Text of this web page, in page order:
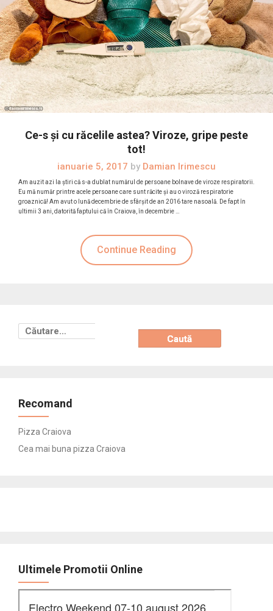
Ce-s și cu răcelile astea? Viroze, gripe peste
tot!
ianuarie 5, 2017 by Damian Irimescu
Am auzit azi la știri că s-a dublat numărul de persoane bolnave de viroze respiratorii.
Eu mă număr printre acele persoane care sunt răcite și au o viroză respiratorie
groaznică! Am avut o lună decembrie de sfârșit de an 2016 tare nasoală. De fapt în
ultimii 3 ani, datorită faptului că în Craiova, în decembrie …
Continue Reading
Caută
după:
Recomand
Pizza Craiova
Cea mai buna pizza Craiova
Ultimele Promotii Online